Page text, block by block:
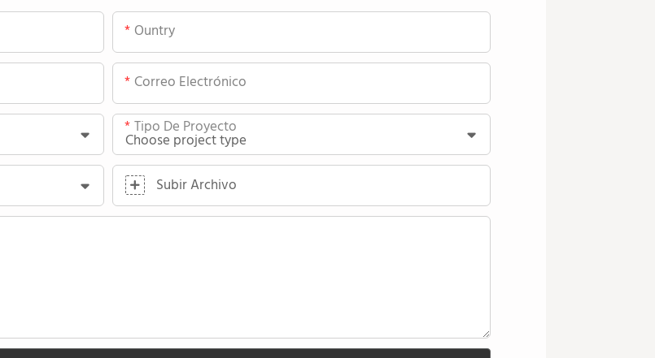
Ountry
Correo Electrónico
Tipo De Proyecto
Subir Archivo